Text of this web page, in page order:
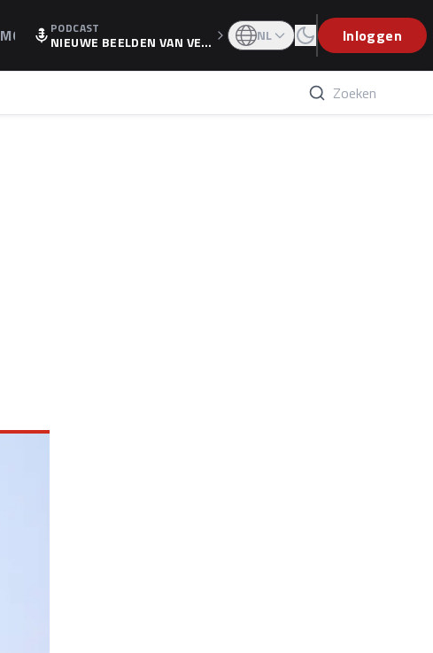
MOTOGPPODCAST
NIEUWE BEELDEN VAN VER
WEET IS ER NU GETEKEND'
NL Inloggen